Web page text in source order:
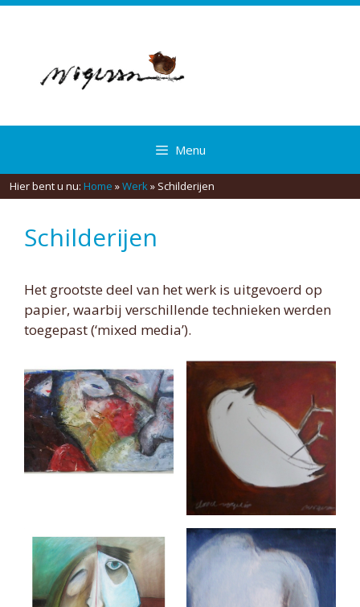
Spring
Menu
Hier bent u nu: Home »Werk» Schilderijen
Schilderijen
Het grootste deel van het werk is uitgevoerd op
papier, waarbij verschillende technieken werden
toegepast (‘mixed media’).